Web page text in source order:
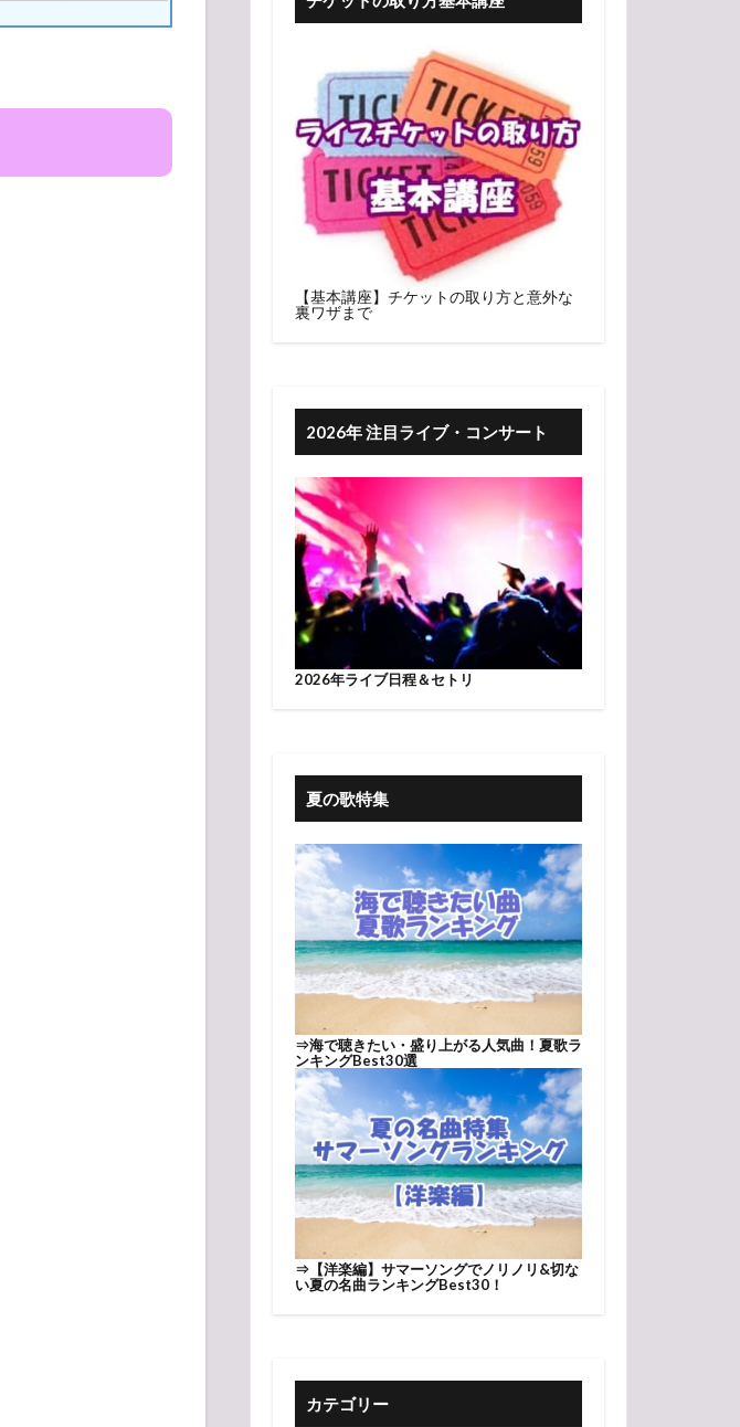
【基本講座】チケットの取り方と意外な
裏ワザまで
2026年 注目ライブ・コンサート
2026年ライブ日程＆セトリ
夏の歌特集
⇒海で聴きたい・盛り上がる人気曲！夏歌ラ
ンキングBest30選
⇒ 【洋楽編】サマーソングでノリノリ&切な
い夏の名曲ランキングBest30！
カテゴリー